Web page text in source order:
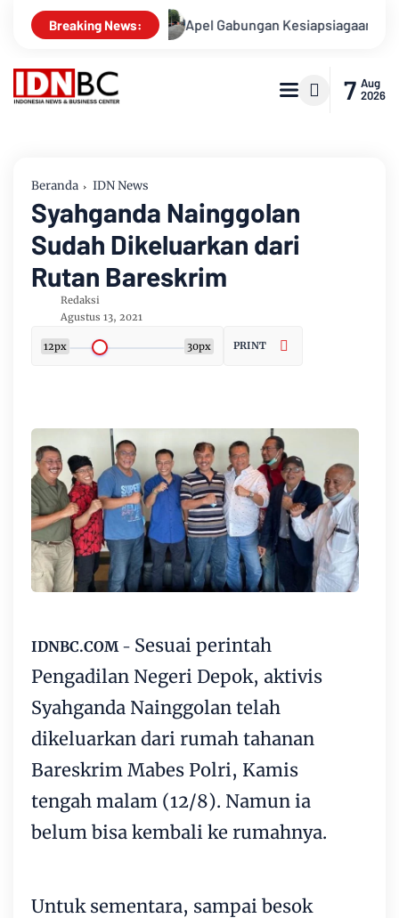
Breaking News:
Apel Gabungan Kesiapsiagaan Untuk
7 Aug
2026
Beranda IDN News
Syahganda Nainggolan
Sudah Dikeluarkan dari
Rutan Bareskrim
Redaksi
Agustus 13, 2021
12px 30px PRINT
IDNBC.COM- Sesuai perintah
Pengadilan Negeri Depok, aktivis
Syahganda Nainggolan telah
dikeluarkan dari rumah tahanan
Bareskrim Mabes Polri, Kamis
tengah malam (12/8). Namun ia
belum bisa kembali ke rumahnya.
Untuk sementara, sampai besok